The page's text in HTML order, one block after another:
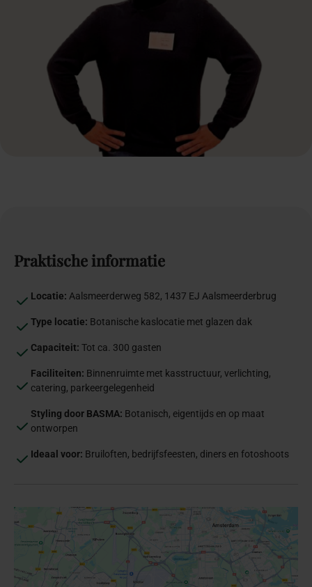
Praktische informatie
Locatie: Aalsmeerderweg 582, 1437 EJ Aalsmeerderbrug
Type locatie: Botanische kaslocatie met glazen dak
Capaciteit: Tot ca. 300 gasten
Faciliteiten: Binnenruimte met kasstructuur, verlichting,
catering, parkeergelegenheid
Styling door BASMA: Botanisch, eigentijds en op maat
ontworpen
Ideaal voor: Bruiloften, bedrijfsfeesten, diners en fotoshoots